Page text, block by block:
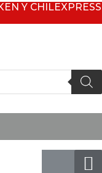
Y CHILEXPRESS